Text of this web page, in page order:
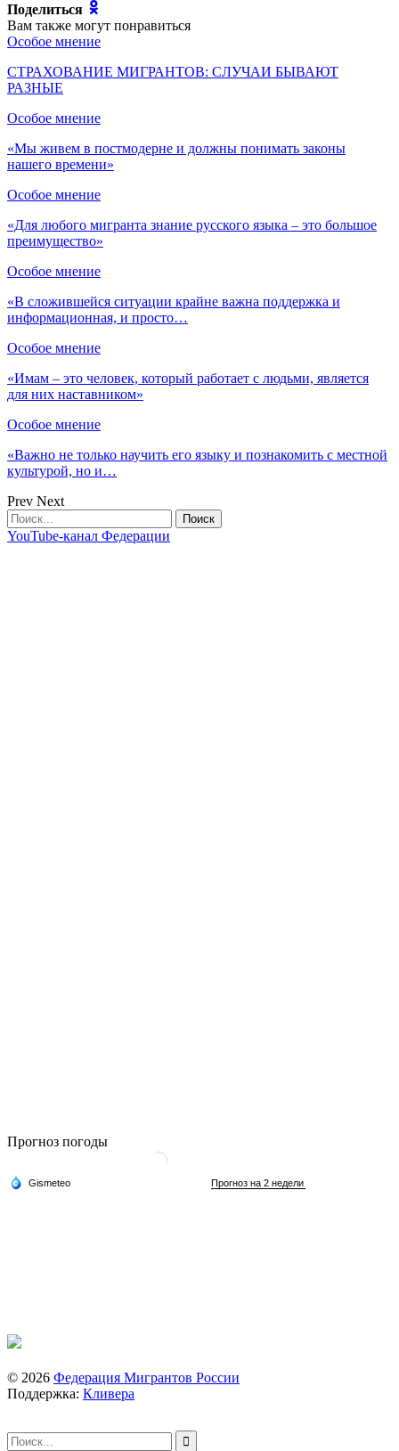
Поделиться
Вам также могут понравиться
Особое мнение
СТРАХОВАНИЕ МИГРАНТОВ: СЛУЧАИ БЫВАЮТ
РАЗНЫЕ
Особое мнение
«Мы живем в постмодерне и должны понимать законы
нашего времени»
Особое мнение
«Для любого мигранта знание русского языка – это большое
преимущество»
Особое мнение
«В сложившейся ситуации крайне важна поддержка и
информационная, и просто…
Особое мнение
«Имам – это человек, который работает с людьми, является
для них наставником»
Особое мнение
«Важно не только научить его языку и познакомить с местной
культурой, но и…
Prev Next
YouTube-канал Федерации
Прогноз погоды
© 2026 Федерация Мигрантов России
Поддержка: Кливера